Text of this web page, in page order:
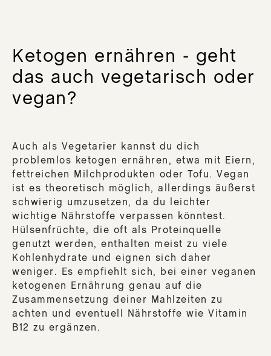
Ketogen ernähren - geht
das auch vegetarisch oder
vegan?
Auch als Vegetarier kannst du dich
problemlos ketogen ernähren, etwa mit Eiern,
fettreichen Milchprodukten oder Tofu. Vegan
ist es theoretisch möglich, allerdings äußerst
schwierig umzusetzen, da du leichter
wichtige Nährstoffe verpassen könntest.
Hülsenfrüchte, die oft als Proteinquelle
genutzt werden, enthalten meist zu viele
Kohlenhydrate und eignen sich daher
weniger. Es empfiehlt sich, bei einer veganen
ketogenen Ernährung genau auf die
Zusammensetzung deiner Mahlzeiten zu
achten und eventuell Nährstoffe wie Vitamin
B12 zu ergänzen.